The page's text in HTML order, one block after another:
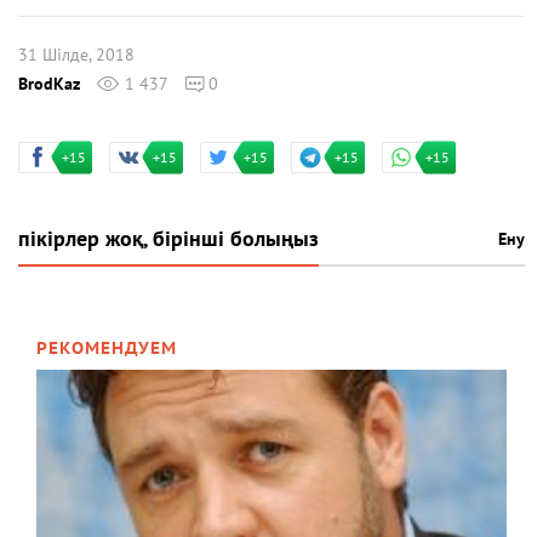
31 Шілде, 2018
BrodKaz
1 437 0
+15 +15 +15 +15 +15
пікірлер жоқ, бірінші болыңыз Ену
РЕКОМЕНДУЕМ